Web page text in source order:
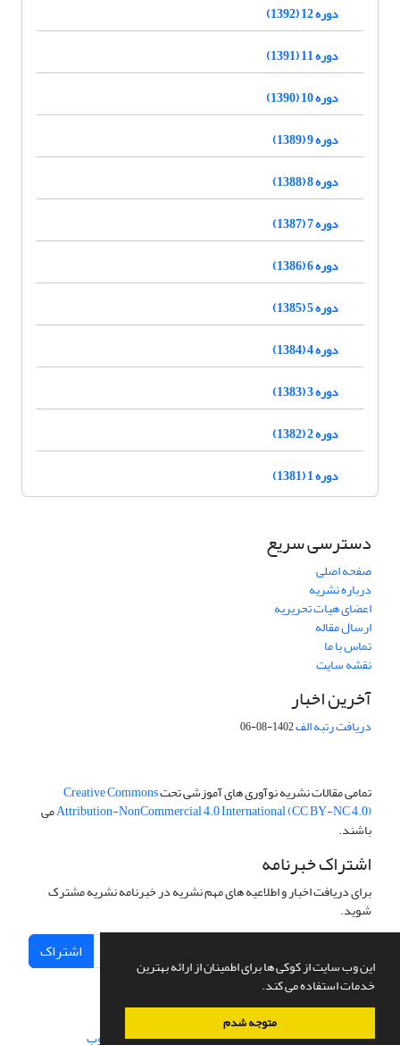
این وب سایت از کوکی ها برای اطمینان از ارائه بهترین
خدمات استفاده می کند.
متوجه شدم
دوره 12 (1392)
دوره 11 (1391)
دوره 10 (1390)
دوره 9 (1389)
دوره 8 (1388)
دوره 7 (1387)
دوره 6 (1386)
دوره 5 (1385)
دوره 4 (1384)
دوره 3 (1383)
دوره 2 (1382)
دوره 1 (1381)
دسترسی سریع
صفحه اصلی
درباره نشریه
اعضای هیات تحریریه
ارسال مقاله
تماس با ما
نقشه سایت
آخرین اخبار
دریافت رتبه الف1402-08-06
تمامی مقالات نشریه نوآوری های آموزشی تحتCreative Commons
Attribution-NonCommercial 4.0 International (CC BY-NC 4.0)می
باشند.
اشتراک خبرنامه
برای دریافت اخبار و اطلاعیه های مهم نشریه در خبرنامه نشریه مشترک
شوید.
اشتراک
سامانه مدیریت نشریات علمی.طراحی و پیاده سازی از سیناوب